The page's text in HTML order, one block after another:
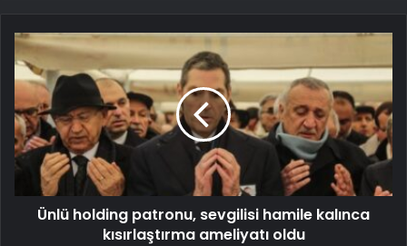
Ünlü holding patronu, sevgilisi hamile kalınca
kısırlaştırma ameliyatı oldu